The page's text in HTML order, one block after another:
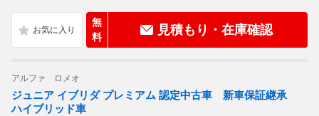
無
料
見積もり・在庫確認
アルファ ロメオ
ジュニア イブリダ プレミアム 認定中古車 新車保証継承
ハイブリッド車